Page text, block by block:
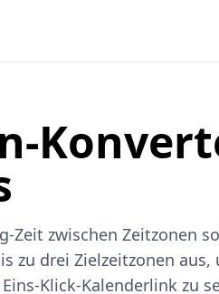
Zeit zwischen Zeitzonen
zu drei Zielzeitzonen
Klick-Kalenderlink zu